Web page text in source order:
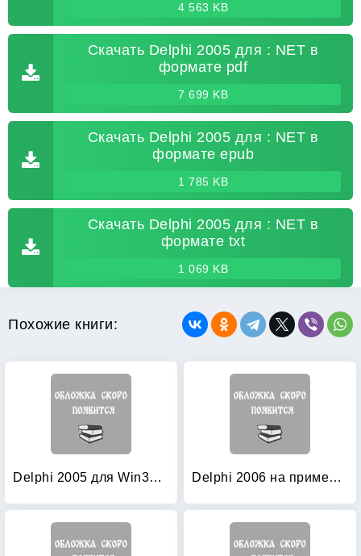
4 563 KB
Скачать Delphi 2005 для : NET в
формате pdf
7 699 KB
Скачать Delphi 2005 для : NET в
формате epub
1 785 KB
Скачать Delphi 2005 для : NET в
формате txt
1 069 KB
Похожие книги:
Delphi 2005 для Win32 наиболее полное руководство (+ CD-ROM) Delphi 2006 на примерах (+ CD-ROM)